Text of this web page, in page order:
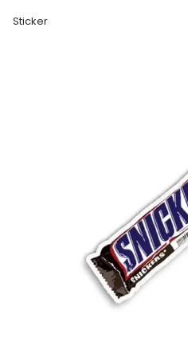
Sticker